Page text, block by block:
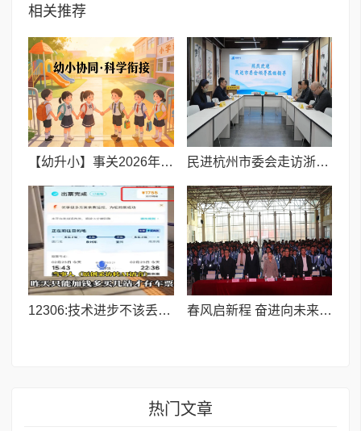
相关推荐
【幼升小】事关2026年3月积分落户,你一定要知晓 民进杭州市委会走访浙融媒中心 共探“媒体+教育+文化”融合发展新路径
12306:技术进步不该丢了人性温度,别让规则冷了人心 春风启新程 奋进向未来I喀什市特区实验学校举行2026年春季开学典礼
热门文章